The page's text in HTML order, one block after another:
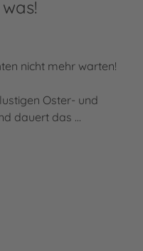
nicht mehr warten!
Oster- und
dauert das …